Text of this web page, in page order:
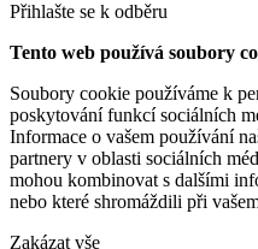
Přihlašte se k odběru
Tento web používá soubory
Soubory cookie používáme k
poskytování funkcí sociálních
Informace o vašem používání
partnery v oblasti sociálních
mohou kombinovat s dalšími
nebo které shromáždili při
Zakázat vše